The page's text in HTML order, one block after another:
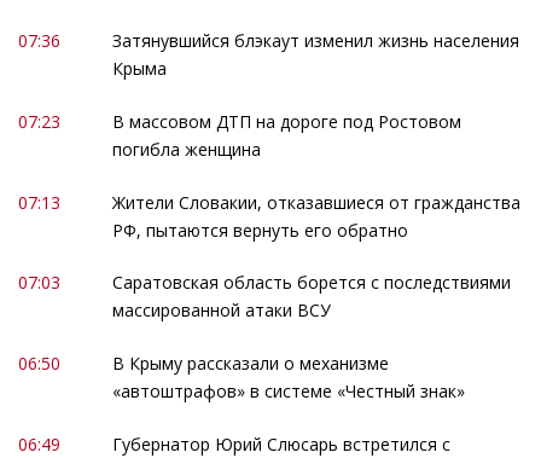
07:36
Затянувшийся блэкаут изменил жизнь населения
Крыма
07:23
В массовом ДТП на дороге под Ростовом
погибла женщина
07:13
Жители Словакии, отказавшиеся от гражданства
РФ, пытаются вернуть его обратно
07:03
Саратовская область борется с последствиями
массированной атаки ВСУ
06:50
В Крыму рассказали о механизме
«автоштрафов» в системе «Честный знак»
06:49
Губернатор Юрий Слюсарь встретился с